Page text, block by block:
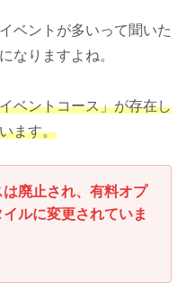
ベントが多いって聞いた
なりますよね。
ベントコース」が存在し
ます。
廃止され、有料オプ
ルに変更されていま